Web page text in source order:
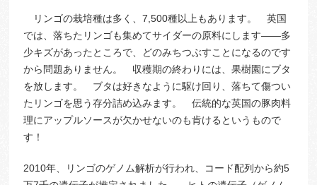
リンゴの栽培種は多く、7,500種以上もあります。 英国
では、落ちたリンゴも集めてサイダーの原料にします――多
少キズがあったところで、どのみちつぶすことになるのです
から問題ありません。 収穫期の終わりには、果樹園にブタ
を放します。 ブタは好きなように駆け回り、落ちて傷つい
たリンゴを思う存分詰め込みます。 伝統的な英国の豚肉料
理にアップルソースが欠かせないのも肯けるというもので
す！
2010年、リンゴのゲノム解析が行われ、コード配列から約5